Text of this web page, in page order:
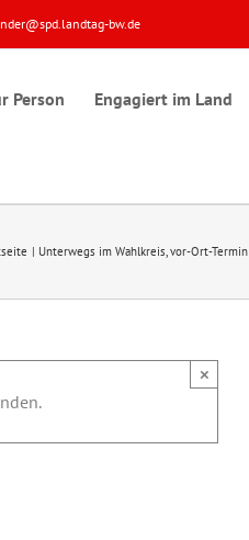
bw.de
Person Engagiert im Land
Unterwegs im Wahlkreis vor-Ort-Termin
×